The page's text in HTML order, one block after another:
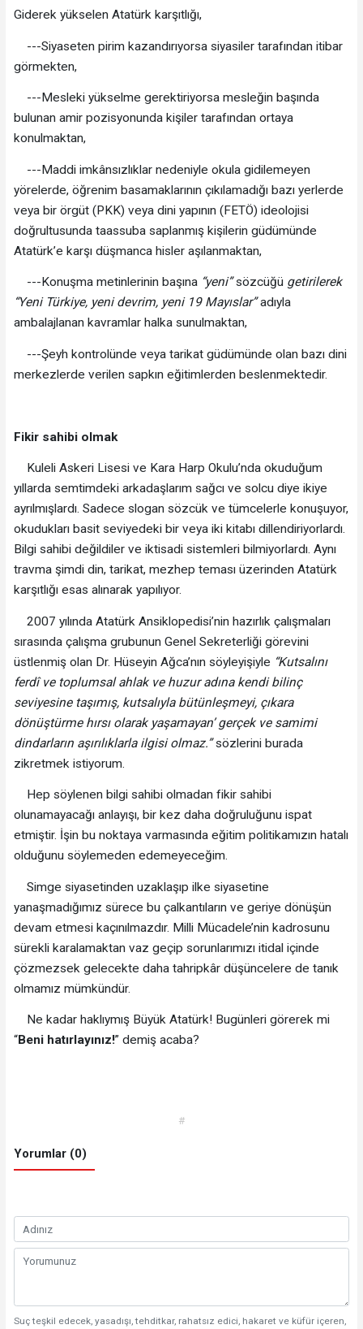
Giderek yükselen Atatürk karşıtlığı,
---Siyaseten pirim kazandırıyorsa siyasiler tarafından itibar
görmekten,
---Mesleki yükselme gerektiriyorsa mesleğin başında
bulunan amir pozisyonunda kişiler tarafından ortaya
konulmaktan,
---Maddi imkânsızlıklar nedeniyle okula gidilemeyen
yörelerde, öğrenim basamaklarının çıkılamadığı bazı yerlerde
veya bir örgüt (PKK) veya dini yapının (FETÖ) ideolojisi
doğrultusunda taassuba saplanmış kişilerin güdümünde
Atatürk’e karşı düşmanca hisler aşılanmaktan,
---Konuşma metinlerinin başına “yeni”sözcüğü getirilerek
“Yeni Türkiye, yeni devrim, yeni 19 Mayıslar”adıyla
ambalajlanan kavramlar halka sunulmaktan,
---Şeyh kontrolünde veya tarikat güdümünde olan bazı dini
merkezlerde verilen sapkın eğitimlerden beslenmektedir.
Fikir sahibi olmak
Kuleli Askeri Lisesi ve Kara Harp Okulu’nda okuduğum
yıllarda semtimdeki arkadaşlarım sağcı ve solcu diye ikiye
ayrılmışlardı. Sadece slogan sözcük ve tümcelerle konuşuyor,
okudukları basit seviyedeki bir veya iki kitabı dillendiriyorlardı.
Bilgi sahibi değildiler ve iktisadi sistemleri bilmiyorlardı. Aynı
travma şimdi din, tarikat, mezhep teması üzerinden Atatürk
karşıtlığı esas alınarak yapılıyor.
2007 yılında Atatürk Ansiklopedisi’nin hazırlık çalışmaları
sırasında çalışma grubunun Genel Sekreterliği görevini
üstlenmiş olan Dr. Hüseyin Ağca’nın söyleyişiyle “Kutsalını
ferdî ve toplumsal ahlak ve huzur adına kendi bilinç
seviyesine taşımış, kutsalıyla bütünleşmeyi, çıkara
dönüştürme hırsı olarak yaşamayan’ gerçek ve samimi
dindarların aşırılıklarla ilgisi olmaz.”sözlerini burada
zikretmek istiyorum.
Hep söylenen bilgi sahibi olmadan fikir sahibi
olunamayacağı anlayışı, bir kez daha doğruluğunu ispat
etmiştir. İşin bu noktaya varmasında eğitim politikamızın hatalı
olduğunu söylemeden edemeyeceğim.
Simge siyasetinden uzaklaşıp ilke siyasetine
yanaşmadığımız sürece bu çalkantıların ve geriye dönüşün
devam etmesi kaçınılmazdır. Milli Mücadele’nin kadrosunu
sürekli karalamaktan vaz geçip sorunlarımızı itidal içinde
çözmezsek gelecekte daha tahripkâr düşüncelere de tanık
olmamız mümkündür.
Ne kadar haklıymış Büyük Atatürk! Bugünleri görerek mi
“Beni hatırlayınız!” demiş acaba?
#
Yorumlar (0)
Suç teşkil edecek, yasadışı, tehditkar, rahatsız edici, hakaret ve küfür içeren,